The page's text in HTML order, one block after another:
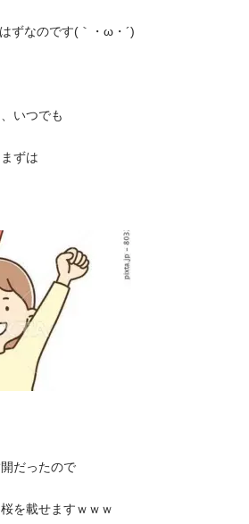
はずなのです(｀・ω・´)
いつでも
ずは
だったので
を載せますｗｗｗ